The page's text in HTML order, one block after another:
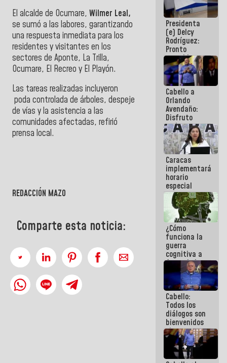
El alcalde de Ocumare, Wilmer Leal,
se sumó a las labores, garantizando
una respuesta inmediata para los
residentes y visitantes en los
sectores de Aponte, La Trilla,
Ocumare, El Recreo y El Playón.
​Las tareas realizadas incluyeron
poda controlada de árboles, despeje
de vías y la asistencia a las
comunidades afectadas, refirió
prensa local.
REDACCIÓN MAZO
Comparte esta noticia:
Presidenta
(e) Delcy
Rodríguez:
Pronto
restableceremos
las
operaciones
en el
Aeropuerto
Internacional
de
Maiquetía
Cabello a
Orlando
Avendaño:
Disfruto
cada vez
que escribes
porque lo
que haces
es
embarrarla
Caracas
implementará
horario
especial
para
adaptarse
al plan de
ahorro
energético
¿Cómo
funciona la
guerra
cognitiva a
favor de la
narrativa
hegemónica?
(1)
Cabello:
Todos los
diálogos son
bienvenidos
siempre que
estén en el
marco de la
Constitución